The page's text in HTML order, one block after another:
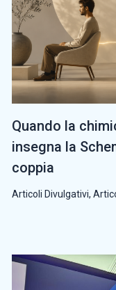
Quando la
insegna la
coppia
Articoli Divulgativi,